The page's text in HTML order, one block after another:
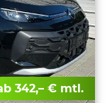
342,– € mtl.